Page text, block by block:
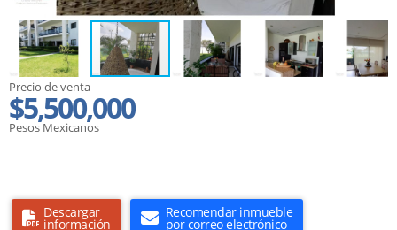
Precio de venta
$5,500,000
Pesos Mexicanos
Descargar
información
Recomendar inmueble
por correo electrónico